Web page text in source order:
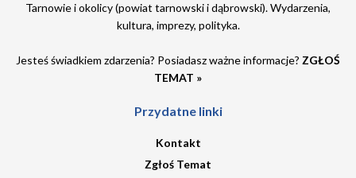
Tarnowie i okolicy (powiat tarnowski i dąbrowski). Wydarzenia,
kultura, imprezy, polityka.
Jesteś świadkiem zdarzenia? Posiadasz ważne informacje? ZGŁOŚ
TEMAT »
Przydatne linki
Kontakt
Zgłoś Temat